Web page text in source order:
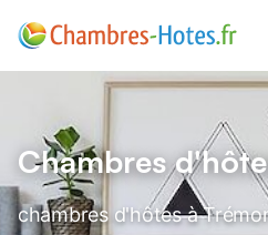
Chambres
chambres d'hôtes à